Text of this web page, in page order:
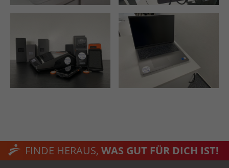
FINDE HERAUS, WAS GUT FÜR DICH IST!